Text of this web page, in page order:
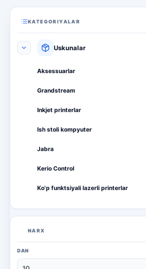
KATEGORIYALAR
Uskunalar
Aksessuarlar
Grandstream
Inkjet printerlar
Ish stoli kompyuter
Jabra
Kerio Control
Ko'p funktsiyali lazerli printerlar
Ko'p funktsiyali rangli lazerli printerlar
Lazerli printerlar
NARX
DAN